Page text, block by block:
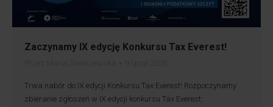
Zaczynamy IX edycję Konkursu Tax Everest!
Trwa nabór do IX edycji Konkursu Tax Everest! Rozpoczynamy
zbieranie zgłoszeń w IX edycji konkursu Tax Everest: